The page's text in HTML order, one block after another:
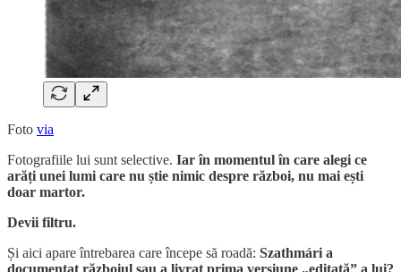
Foto via
Fotografiile lui sunt selective. Iar în momentul în care alegi ce
arăți unei lumi care nu știe nimic despre război, nu mai ești
doar martor.
Devii filtru.
Și aici apare întrebarea care începe să roadă: Szathmári a
documentat războiul sau a livrat prima versiune „editată” a lui?